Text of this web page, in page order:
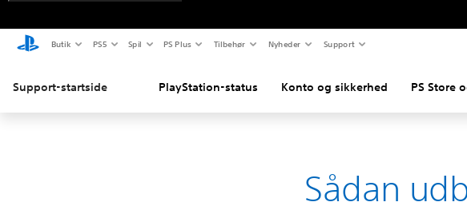
Butik PS5 Spil PS Plus Tilbehør Nyheder Support
Support-startside PlayStation-status Konto og sikkerhed PS Store
Sådan